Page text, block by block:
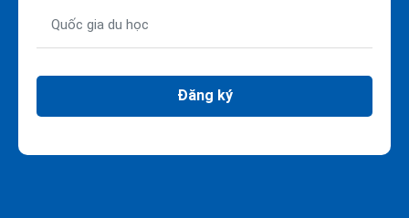
Đăng ký